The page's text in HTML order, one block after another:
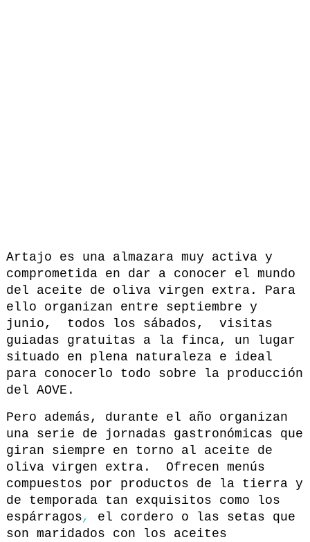
Artajo es una almazara muy activa y
comprometida en dar a conocer el mundo
del aceite de oliva virgen extra. Para
ello organizan entre septiembre y
junio, todos los sábados, visitas
guiadas gratuitas a la finca, un lugar
situado en plena naturaleza e ideal
para conocerlo todo sobre la producción
del AOVE.
Pero además, durante el año organizan
una serie de jornadas gastronómicas que
giran siempre en torno al aceite de
oliva virgen extra. Ofrecen menús
compuestos por productos de la tierra y
de temporada tan exquisitos como los
espárragos, el cordero o las setas que
son maridados con los aceites